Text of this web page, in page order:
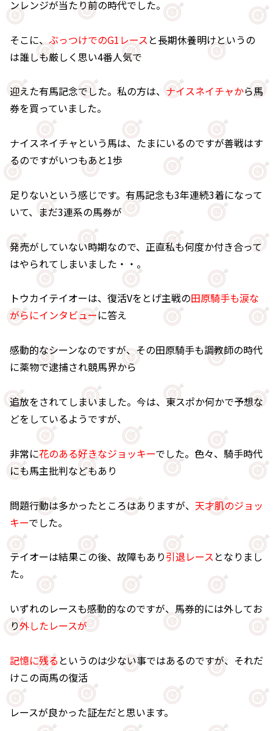
ンレンジが当たり前の時代でした。
そこに、 ぶっつけでのG1レース と長期休養明けというの
は誰しも厳しく思い4番人気で
迎えた有馬記念でした。私の方は、 ナイスネイチャから馬
券を買っていました。
ナイスネイチャという馬は、たまにいるのですが善戦はす
るのですがいつもあと1歩
足りないという感じです。有馬記念も3年連続3着になって
いて、まだ3連系の馬券が
発売がしていない時期なので、正直私も何度か付き合って
はやられてしまいました・・。
トウカイテイオーは、復活Vをとげ主戦の田原騎手も涙な
がらにインタビューに答え
感動的なシーンなのですが、その田原騎手も調教師の時代
に薬物で逮捕され競馬界から
追放をされてしまいました。今は、東スポか何かで予想な
どをしているようですが、
非常に花のある好きなジョッキーでした。色々、騎手時代
にも馬主批判などもあり
問題行動は多かったところはありますが、 天才肌のジョッ
キーでした。
テイオーは結果この後、故障もあり引退レースとなりまし
た。
いずれのレースも感動的なのですが、馬券的には外してお
り外したレースが
記憶に残る というのは少ない事ではあるのですが、それだ
けこの両馬の復活
レースが良かった証左だと思います。